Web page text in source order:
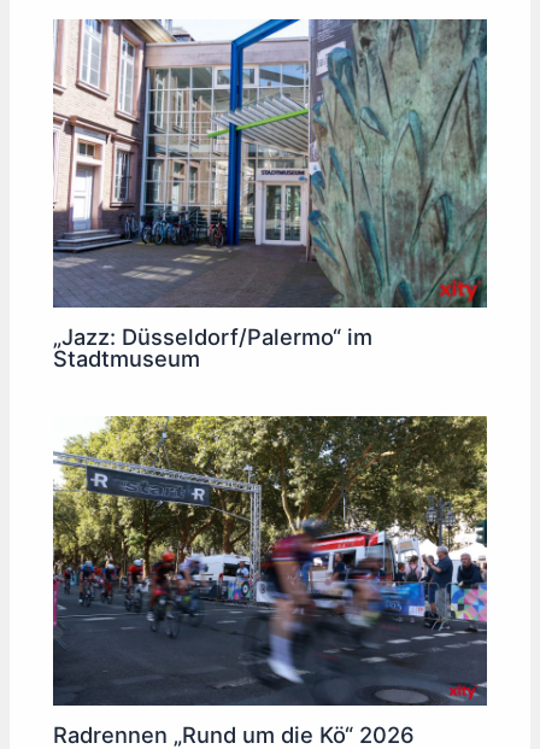
„Jazz: Düsseldorf/Palermo“ im
Stadtmuseum
Radrennen „Rund um die Kö“ 2026